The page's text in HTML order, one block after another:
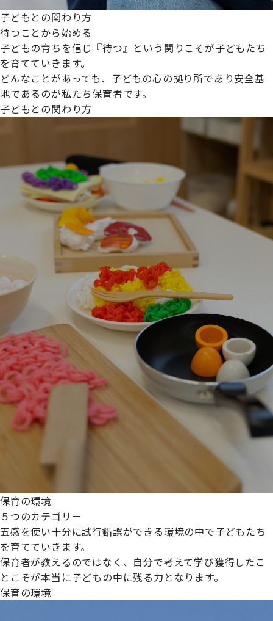
子どもとの関わり方
待つことから始める
子どもの育ちを信じ『待つ』という関りこそが子どもたち
を育てていきます。
どんなことがあっても、子どもの心の拠り所であり安全基
地であるのが私たち保育者です。
子どもとの関わり方
保育の環境
５つのカテゴリー
五感を使い十分に試行錯誤ができる環境の中で子どもたち
を育てていきます。
保育者が教えるのではなく、自分で考えて学び獲得したこ
とこそが本当に子どもの中に残る力となります。
保育の環境